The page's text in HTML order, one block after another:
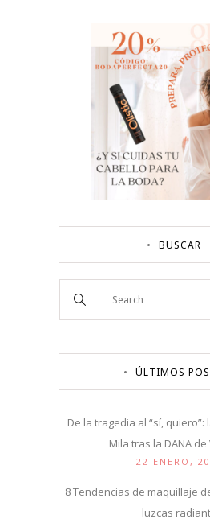
BUSCAR
ÚLTIMOS
De la tragedia al “sí, quiero”:
Mila tras la DANA
22 ENERO,
8 Tendencias de maquillaje
luzcas